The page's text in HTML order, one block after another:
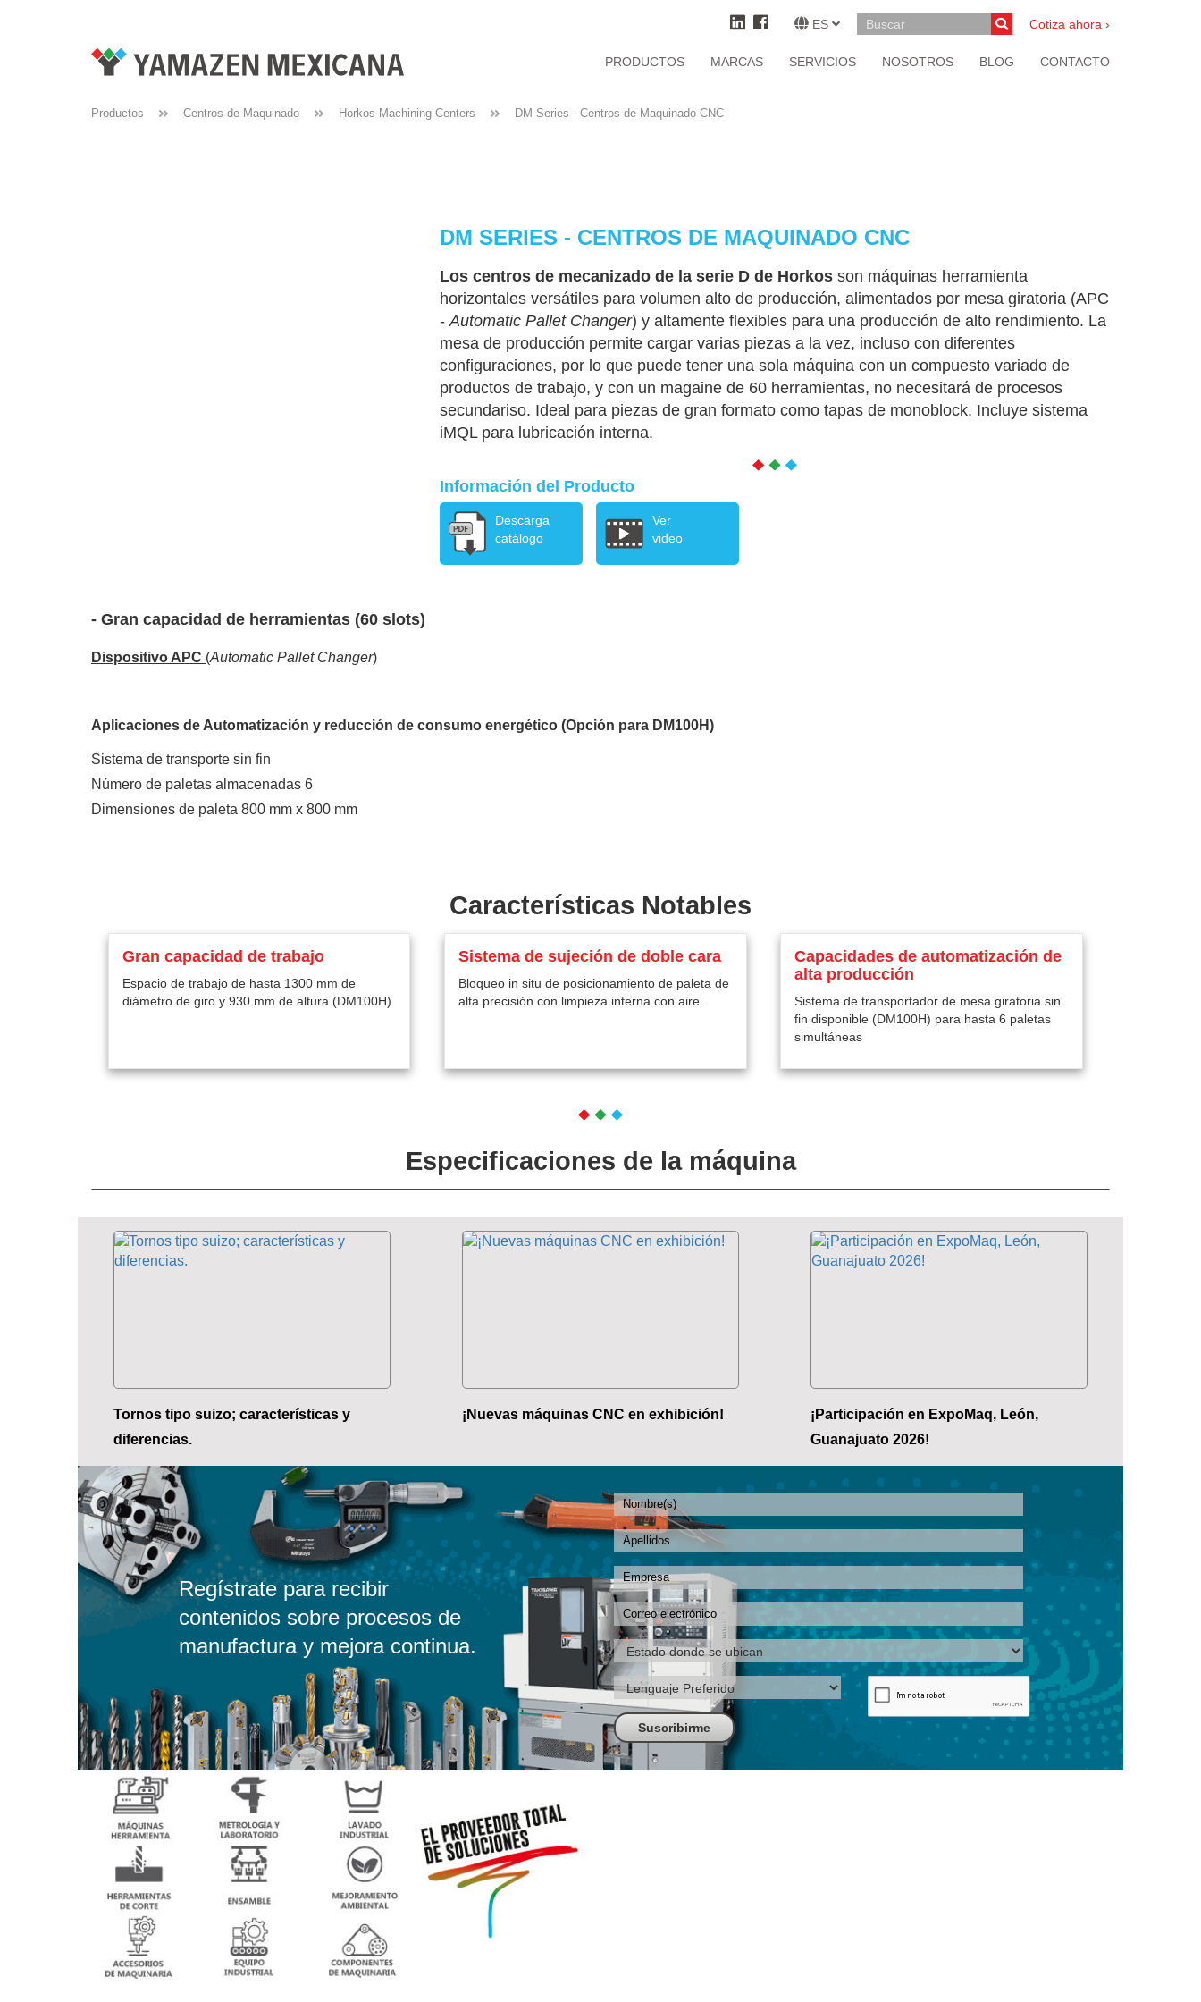
ES Cotiza ahora ›
PRODUCTOS MARCAS SERVICIOS NOSOTROS BLOG CONTACTO
Productos Centros de Maquinado Horkos Machining Centers DM Series - Centros de Maquinado CNC
DM SERIES - CENTROS DE MAQUINADO CNC
Los centros de mecanizado de la serie D de Horkos son máquinas herramienta
horizontales versátiles para volumen alto de producción, alimentados por mesa giratoria (APC
-Automatic Pallet Changer) y altamente flexibles para una producción de alto rendimiento. La
mesa de producción permite cargar varias piezas a la vez, incluso con diferentes
configuraciones, por lo que puede tener una sola máquina con un compuesto variado de
productos de trabajo, y con un magaine de 60 herramientas, no necesitará de procesos
secundariso. Ideal para piezas de gran formato como tapas de monoblock. Incluye sistema
iMQL para lubricación interna.
Información del Producto
Descarga
catálogo
Ver
video
- Gran capacidad de herramientas (60 slots)
Dispositivo APC (Automatic Pallet Changer)
Aplicaciones de Automatización y reducción de consumo energético (Opción para DM100H)
Sistema de transporte sin fin
Número de paletas almacenadas 6
Dimensiones de paleta 800 mm x 800 mm
Características Notables
Gran capacidad de trabajo
Espacio de trabajo de hasta 1300 mm de
diámetro de giro y 930 mm de altura (DM100H)
Sistema de sujeción de doble cara
Bloqueo in situ de posicionamiento de paleta de
alta precisión con limpieza interna con aire.
Capacidades de automatización de
alta producción
Sistema de transportador de mesa giratoria sin
fin disponible (DM100H) para hasta 6 paletas
simultáneas
Especificaciones de la máquina
Tornos tipo suizo; características y
diferencias.
¡Nuevas máquinas CNC en exhibición!
¡Participación en ExpoMaq, León,
Guanajuato 2026!
Regístrate para recibir
contenidos sobre procesos de
manufactura y mejora continua.